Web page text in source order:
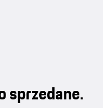
sprzedane.